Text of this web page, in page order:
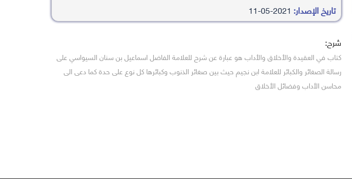
تاريخ الإصدار:
شرح:
كتاب في العقيدة والأخلاق والأداب هو عبارة عن شرح للعلامة الفاضل اسماعيل بن سنان السيواسي على
رسالة الصغائر والكبائر للعلامة ابن نجيم حيث بين صغائر الذنوب وكبائرها كل نوع على حدة كما دعى الى
محاسن الأداب وفضائل الأخلاق